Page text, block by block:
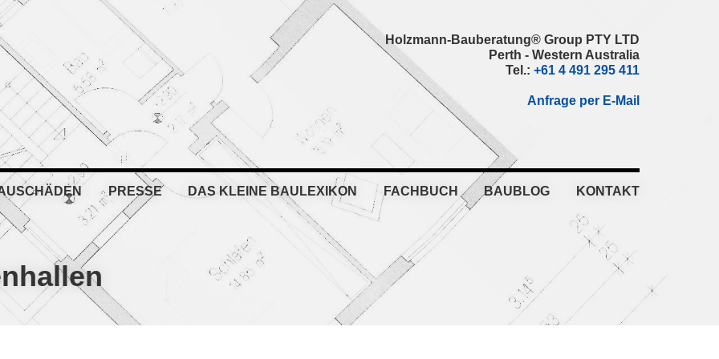
Holzmann-Bauberatung® Group PTY LTD
Perth - Western Australia
Tel.: +61 4 491 295 411
Anfrage per E-Mail
PRESSE DAS KLEINE BAULEXIKON FACHBUCH BAUBLOG KONTAKT